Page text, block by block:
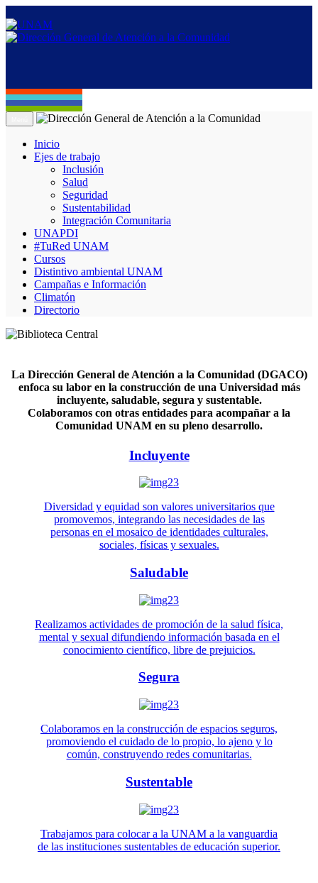
Inicio
Ejes de trabajo
Inclusión
Salud
Seguridad
Sustentabilidad
Integración Comunitaria
UNAPDI
#TuRed UNAM
Cursos
Distintivo ambiental UNAM
Campañas e Información
Climatón
Directorio
La Dirección General de Atención a la Comunidad (DGACO)
enfoca su labor en la construcción de una Universidad más
incluyente, saludable, segura y sustentable.
Colaboramos con otras entidades para acompañar a la
Comunidad UNAM en su pleno desarrollo.
Incluyente
Diversidad y equidad son valores universitarios que
promovemos, integrando las necesidades de las
personas en el mosaico de identidades culturales,
sociales, físicas y sexuales.
Saludable
Realizamos actividades de promoción de la salud física,
mental y sexual difundiendo información basada en el
conocimiento científico, libre de prejuicios.
Segura
Colaboramos en la construcción de espacios seguros,
promoviendo el cuidado de lo propio, lo ajeno y lo
común, construyendo redes comunitarias.
Sustentable
Trabajamos para colocar a la UNAM a la vanguardia
de las instituciones sustentables de educación superior.